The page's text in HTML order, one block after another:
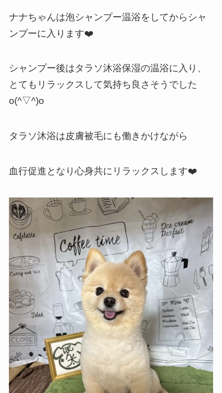
ナナちゃんは泡シャンプー温浴をしてからシャ
ンプーに入ります❤️
シャンプー後はタラソ沐浴保湿の温浴に入り、
とてもリラックスして気持ち良さそうでした
o(^▽^)o
タラソ沐浴は皮膚被毛にも働きかけながら
血行促進となり心身共にリラックスします❤️